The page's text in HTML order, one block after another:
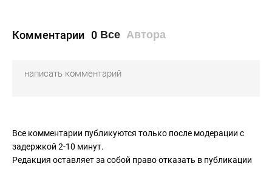
Комментарии 0 Все Автора
Все комментарии публикуются только после модерации с
задержкой 2-10 минут.
Редакция оставляет за собой право отказать в публикации